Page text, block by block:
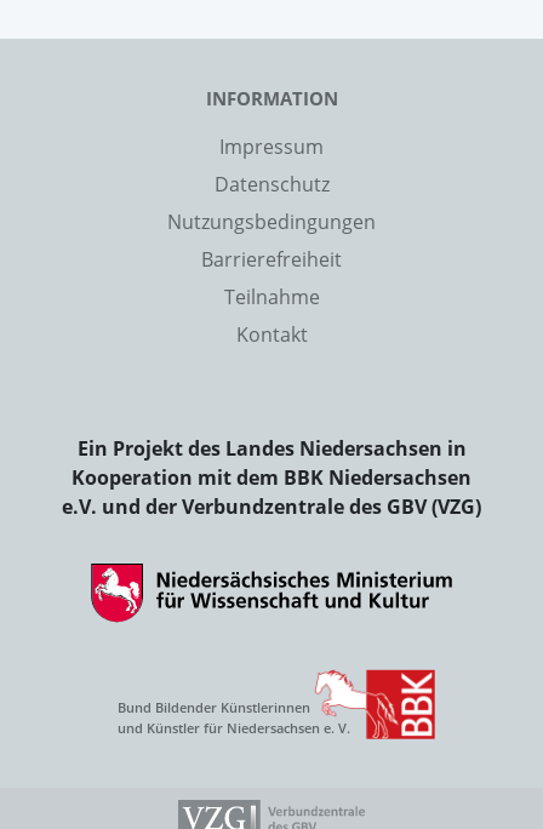
INFORMATION
Impressum
Datenschutz
Nutzungsbedingungen
Barrierefreiheit
Teilnahme
Kontakt
Ein Projekt des Landes Niedersachsen in
Kooperation mit dem BBK Niedersachsen
e.V. und der Verbundzentrale des GBV (VZG)
Bund Bildender Künstlerinnen
und Künstler für Niedersachsen e. V.